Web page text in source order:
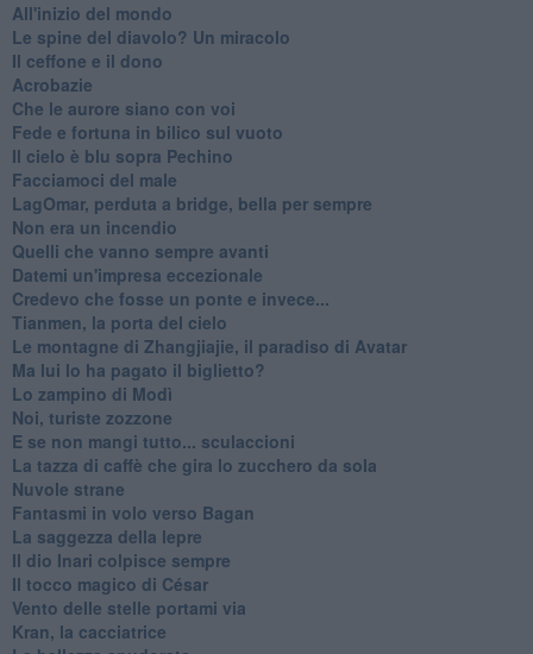
All'inizio del mondo
Le spine del diavolo? Un miracolo
Il ceffone e il dono
Acrobazie
Che le aurore siano con voi
Fede e fortuna in bilico sul vuoto
Il cielo è blu sopra Pechino
Facciamoci del male
LagOmar, perduta a bridge, bella per sempre
Non era un incendio
Quelli che vanno sempre avanti
Datemi un'impresa eccezionale
Credevo che fosse un ponte e invece...
Tianmen, la porta del cielo
Le montagne di Zhangjiajie, il paradiso di Avatar
Ma lui lo ha pagato il biglietto?
Lo zampino di Modì
Noi, turiste zozzone
E se non mangi tutto... sculaccioni
La tazza di caffè che gira lo zucchero da sola
Nuvole strane
Fantasmi in volo verso Bagan
La saggezza della lepre
Il dio Inari colpisce sempre
Il tocco magico di César
Vento delle stelle portami via
Kran, la cacciatrice